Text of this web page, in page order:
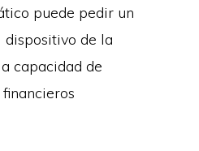
puede pedir un
de la
capacidad de